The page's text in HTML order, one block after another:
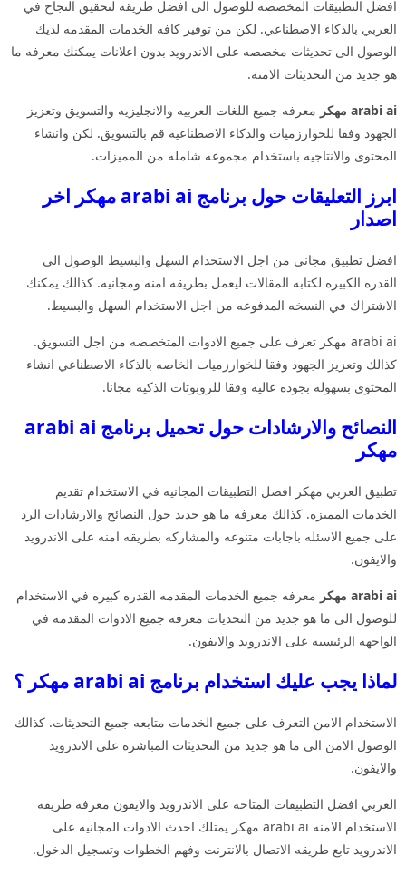
افضل التطبيقات المخصصه للوصول الى افضل طريقه لتحقيق النجاح في
العربي بالذكاء الاصطناعي. لكن من توفير كافه الخدمات المقدمه لديك
الوصول الى تحديثات مخصصه على الاندرويد بدون اعلانات يمكنك معرفه ما
هو جديد من التحديثات الامنه.
arabi ai مهكر
معرفه جميع اللغات العربيه والانجليزيه والتسويق وتعزيز
الجهود وفقا للخوارزميات والذكاء الاصطناعيه قم بالتسويق. لكن وانشاء
المحتوى والانتاجيه باستخدام مجموعه شامله من المميزات.
ابرز التعليقات حول برنامج arabi ai مهكر اخر
اصدار
افضل تطبيق مجاني من اجل الاستخدام السهل والبسيط الوصول الى
القدره الكبيره لكتابه المقالات ليعمل بطريقه امنه ومجانيه. كذالك يمكنك
الاشتراك في النسخه المدفوعه من اجل الاستخدام السهل والبسيط.
arabi ai مهكر تعرف على جميع الادوات المتخصصه من اجل التسويق.
كذالك وتعزيز الجهود وفقا للخوارزميات الخاصه بالذكاء الاصطناعي انشاء
المحتوى بسهوله بجوده عاليه وفقا للروبوتات الذكيه مجانا.
النصائح والارشادات حول تحميل برنامج arabi ai
مهكر
تطبيق العربي مهكر افضل التطبيقات المجانيه في الاستخدام تقديم
الخدمات المميزه. كذالك معرفه ما هو جديد حول النصائح والارشادات الرد
على جميع الاسئله باجابات متنوعه والمشاركه بطريقه امنه على الاندرويد
والايفون.
arabi ai مهكر
معرفه جميع الخدمات المقدمه القدره كبيره في الاستخدام
للوصول الى ما هو جديد من التحديات معرفه جميع الادوات المقدمه في
الواجهه الرئيسيه على الاندرويد والايفون.
لماذا يجب عليك استخدام برنامج arabi ai مهكر ؟
الاستخدام الامن التعرف على جميع الخدمات متابعه جميع التحديثات. كذالك
الوصول الامن الى ما هو جديد من التحديثات المباشره على الاندرويد
والايفون.
العربي افضل التطبيقات المتاحه على الاندرويد والايفون معرفه طريقه
الاستخدام الامنه arabi ai مهكر يمتلك احدث الادوات المجانيه على
الاندرويد تابع طريقه الاتصال بالانترنت وفهم الخطوات وتسجيل الدخول.